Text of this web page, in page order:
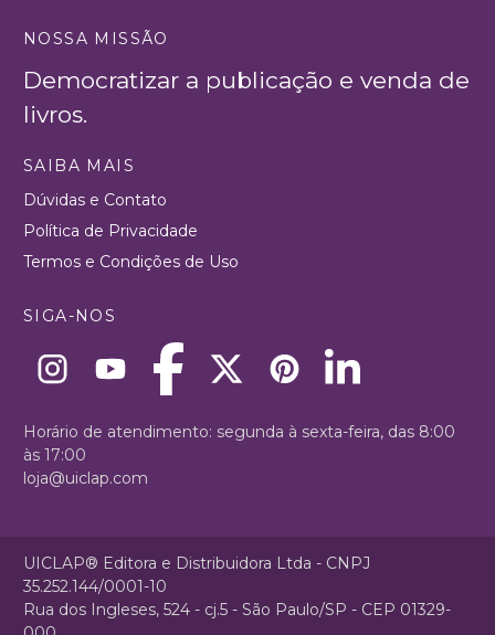
NOSSA MISSÃO
Democratizar a publicação e venda de
livros.
SAIBA MAIS
Dúvidas e Contato
Política de Privacidade
Termos e Condições de Uso
SIGA-NOS
Horário de atendimento: segunda à sexta-feira, das 8:00
às 17:00
loja@uiclap.com
UICLAP® Editora e Distribuidora Ltda - CNPJ
35.252.144/0001-10
Rua dos Ingleses, 524 - cj.5 - São Paulo/SP - CEP 01329-